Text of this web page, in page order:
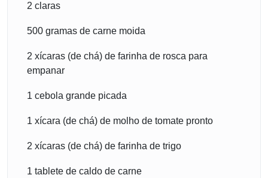
2 claras
500 gramas de carne moida
2 xícaras (de chá) de farinha de rosca para
empanar
1 cebola grande picada
1 xícara (de chá) de molho de tomate pronto
2 xícaras (de chá) de farinha de trigo
1 tablete de caldo de carne